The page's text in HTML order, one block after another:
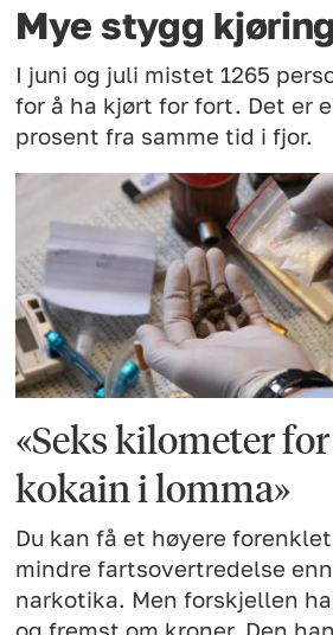
Mye stygg kjøring
I juni og juli mistet 1265
for å ha kjørt for fort. Det er
prosent fra samme tid i fjor.
«Seks kilometer
kokain i lomma»
Du kan få et høyere
mindre fartsovertredelse
narkotika. Men forskjellen